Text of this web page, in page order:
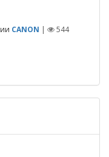
CANON |
544